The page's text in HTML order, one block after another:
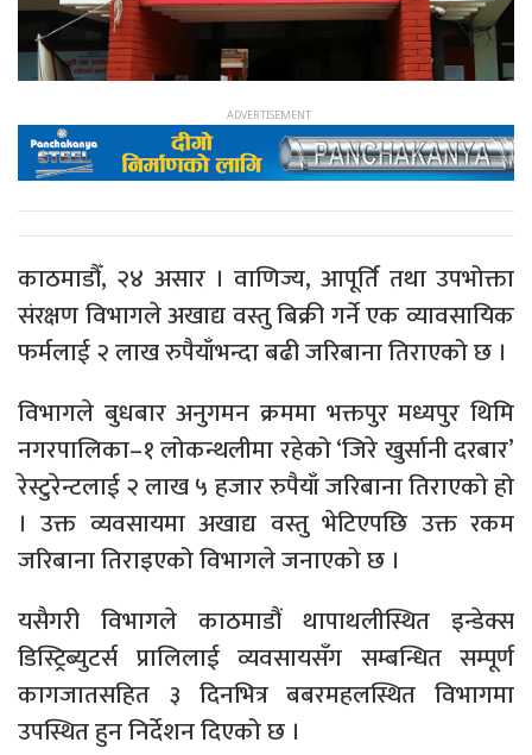
काठमाडौँ, २४ असार । वाणिज्य, आपूर्ति तथा उपभोक्ता
संरक्षण विभागले अखाद्य वस्तु बिक्री गर्ने एक व्यावसायिक
फर्मलाई २ लाख रुपैयाँभन्दा बढी जरिबाना तिराएको छ ।
विभागले बुधबार अनुगमन क्रममा भक्तपुर मध्यपुर थिमि
नगरपालिका–१ लोकन्थलीमा रहेको ‘जिरे खुर्सानी दरबार’
रेस्टुरेन्टलाई २ लाख ५ हजार रुपैयाँ जरिबाना तिराएको हो
। उक्त व्यवसायमा अखाद्य वस्तु भेटिएपछि उक्त रकम
जरिबाना तिराइएको विभागले जनाएको छ ।
यसैगरी विभागले काठमाडौं थापाथलीस्थित इन्डेक्स
डिस्ट्रिब्युटर्स प्रालिलाई व्यवसायसँग सम्बन्धित सम्पूर्ण
कागजातसहित ३ दिनभित्र बबरमहलस्थित विभागमा
उपस्थित हुन निर्देशन दिएको छ ।